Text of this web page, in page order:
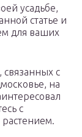
усадьбе,
статье и
для ваших
связанных с
на
с
растением.